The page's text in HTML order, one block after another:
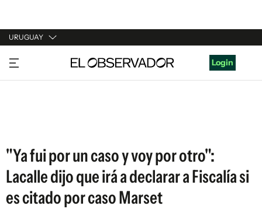
URUGUAY
URUGUAY
ARGENTINA
Login
"Ya fui por un caso y voy por otro":
Lacalle dijo que irá a declarar a Fiscalía si
es citado por caso Marset